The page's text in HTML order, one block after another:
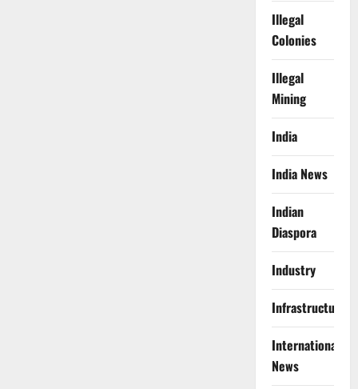
Illegal
Colonies
Illegal
Mining
India
India News
Indian
Diaspora
Industry
Infrastructure
International
News